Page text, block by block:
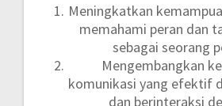
Meningkatkan
memahami peran dan
sebagai seorang
Mengembangkan
komunikasi yang efektif
dan berinteraksi